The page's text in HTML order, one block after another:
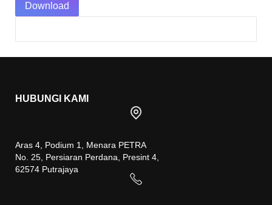
Download
HUBUNGI KAMI
Aras 4, Podium 1, Menara PETRA
No. 25, Persiaran Perdana, Presint 4,
62574 Putrajaya